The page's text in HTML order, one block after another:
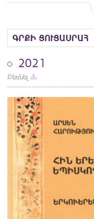
ԳՐՔԻ ՑՈՒՑԱՍՐԱՀ
2021
Բեռնել